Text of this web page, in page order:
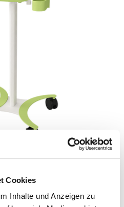
Cookies
Inhalte und Anzeigen zu
expressing at the